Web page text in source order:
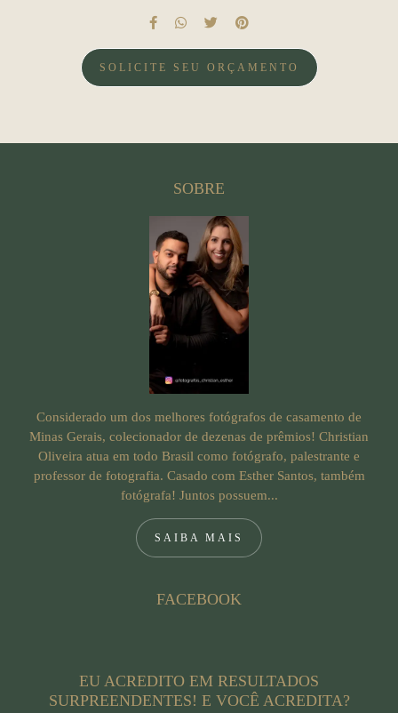
SOLICITE SEU ORÇAMENTO
SOBRE
Considerado um dos melhores fotógrafos de casamento de
Minas Gerais, colecionador de dezenas de prêmios! Christian
Oliveira atua em todo Brasil como fotógrafo, palestrante e
professor de fotografia. Casado com Esther Santos, também
fotógrafa! Juntos possuem...
SAIBA MAIS
FACEBOOK
EU ACREDITO EM RESULTADOS
SURPREENDENTES! E VOCÊ ACREDITA?